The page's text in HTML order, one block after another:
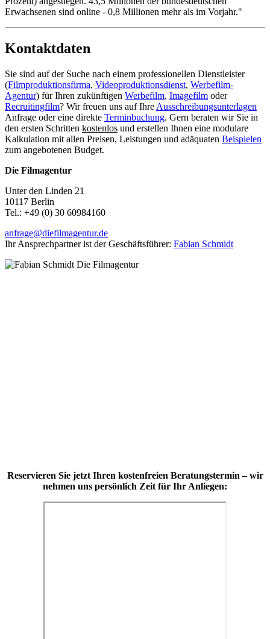
Erwachsenen sind online - 0,8 Millionen mehr als im Vorjahr."
Kontaktdaten
Sie sind auf der Suche nach einem professionellen Dienstleister
(Filmproduktionsfirma, Videoproduktionsdienst, Werbefilm-
Agentur) für Ihren zukünftigen Werbefilm, Imagefilm oder
Recruitingfilm? Wir freuen uns auf Ihre Ausschreibungsunterlagen
Anfrage oder eine direkte Terminbuchung. Gern beraten wir Sie in
den ersten Schritten kostenlos und erstellen Ihnen eine modulare
Kalkulation mit allen Preisen, Leistungen und adäquaten Beispielen
zum angebotenen Budget.
Die Filmagentur
Unter den Linden 21
10117 Berlin
Tel.: +49 (0) 30 60984160
anfrage@diefilmagentur.de
Ihr Ansprechpartner ist der Geschäftsführer: Fabian Schmidt
Reservieren Sie jetzt Ihren kostenfreien Beratungstermin – wir
nehmen uns persönlich Zeit für Ihr Anliegen: